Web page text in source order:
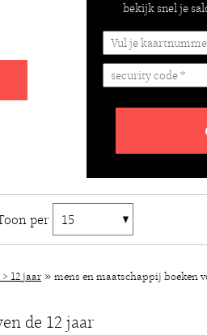
bekijk snel je
per
12 jaar» mens en maatschappij boeken
de 12 jaar